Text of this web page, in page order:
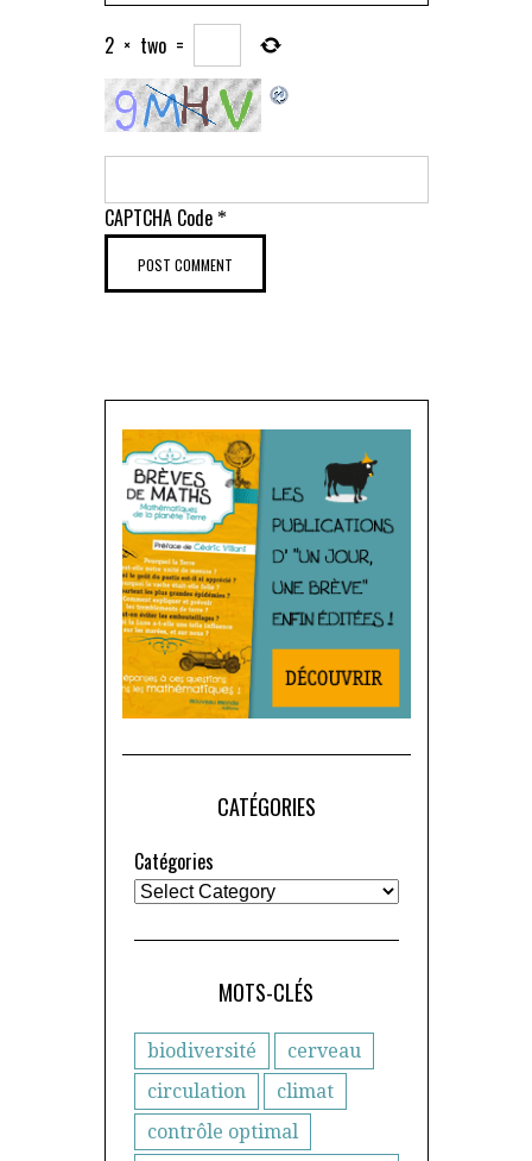
2 × two =
CAPTCHA Code*
CATÉGORIES
Catégories
MOTS-CLÉS
biodiversité
cerveau
circulation
climat
contrôle optimal